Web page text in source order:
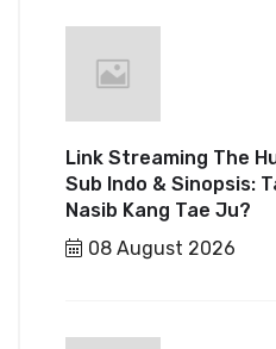
Link Streaming The
Sub Indo & Sinopsis:
Nasib Kang Tae Ju?
08 August 2026